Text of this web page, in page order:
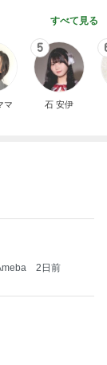
すべて見る
マ
5
石 安伊
2日前